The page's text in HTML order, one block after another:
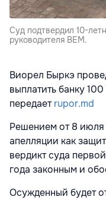
Суд подтвердил 10-
руководителя BEM.
Виорел Быркэ
выплатить банку
передаетrupor.md
Решением от 8 июля
апелляции как
вердикт суда
года законным и
Осужденный будет